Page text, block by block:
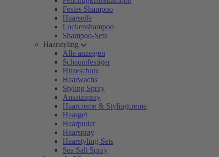
Festes Shampoo
Haarseife
Lockenshampoo
Shampoo-Sets
Haarstyling
Alle anzeigen
Schaumfestiger
Hitzeschutz
Haarwachs
Styling Spray
Ansatzspray
Haarcreme & Stylingcreme
Haargel
Haarpuder
Haarspray
Haarstyling-Sets
Sea Salt Spray